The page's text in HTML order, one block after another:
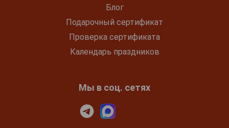
Блог
Подарочный сертификат
Проверка сертификата
Календарь праздников
Мы в соц. сетях